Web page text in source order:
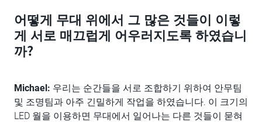
어떻게 무대 위에서 그 많은 것들이 이렇
게 서로 매끄럽게 어우러지도록 하였습니
까?
Michael: 우리는 순간들을 서로 조합하기 위하여 안무팀
및 조명팀과 아주 긴밀하게 작업을 하였습니다. 이 크기의
LED 월을 이용하면 무대에서 일어나는 다른 것들이 묻혀